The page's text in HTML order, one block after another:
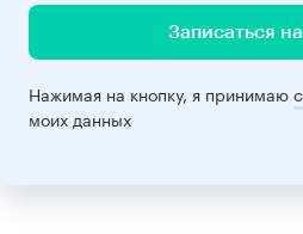
Записаться
Нажимая на кнопку, я принимаю
моих данных